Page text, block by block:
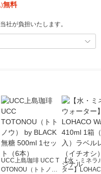
)無料
社が負担いたします。
UCC上島珈琲 UCC T
OTONOU（トトノ
【水・ミネラ
ター】